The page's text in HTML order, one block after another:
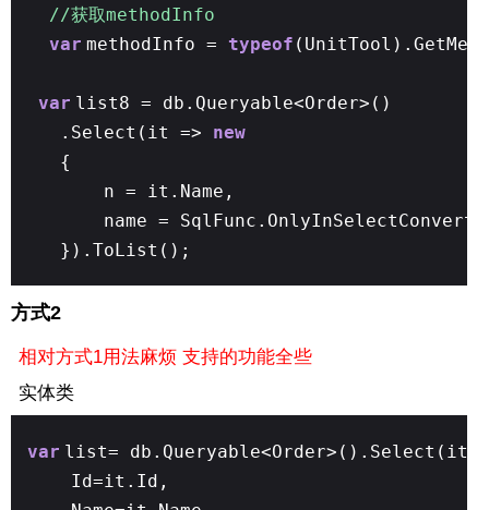
//获取methodInfo
var methodInfo = typeof
var list8 = db.Queryable<Order>()
.Select(it => new
{
n = it.Name,
name =
}).ToList();
方式2
相对方式1用法麻烦 支持的功能全些
实体类
var list= db.Queryable<Order>().Select(it=>
Id=it.Id,